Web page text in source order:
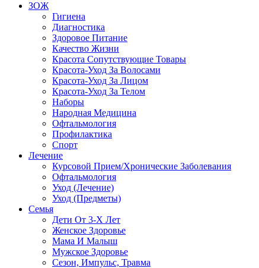
ЗОЖ
Гигиена
Диагностика
Здоровое Питание
Качество Жизни
Красота Сопутствующие Товары
Красота-Уход За Волосами
Красота-Уход За Лицом
Красота-Уход За Телом
Наборы
Народная Медицина
Офтальмология
Профилактика
Спорт
Лечение
Курсовой Прием/Хронические Заболевания
Офтальмология
Уход (Лечение)
Уход (Предметы)
Семья
Дети От 3-Х Лет
Женское Здоровье
Мама И Малыш
Мужское Здоровье
Сезон, Импульс, Травма